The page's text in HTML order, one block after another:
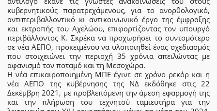
κυβερνητικούς παρατρεχάμενους, για το ανορθολογικό,
αντιπεριβαλλοντικό κι αντικοινωνικό έργο της έμφραξης
και εκτροπής του Αχελώου, επιφορτίζοντας τον υπουργό
περιβάλλοντος Κ. Σκρέκα να προχωρήσει το συντομότερο
σε νέα ΑΕΠΟ, προκειμένου να υλοποιηθεί ένας σχεδιασμός
που στοιχειώνει την περιοχή 35 χρόνια απειλώντας με
αφανισμό τον ποταμό και τη Μεσοχώρα.
Η νέα επικαιροποιημένη ΜΠΕ έγινε σε χρόνο ρεκόρ και η
νέα ΑΕΠΟ της κυβέρνησης της ΝΔ εκδόθηκε στις 22
Δεκέμβρη 2021, με προβλεπόμενη την άμεση εφαρμογή της
και την πλήρωση του τεχνητού ταμιευτήρα για την